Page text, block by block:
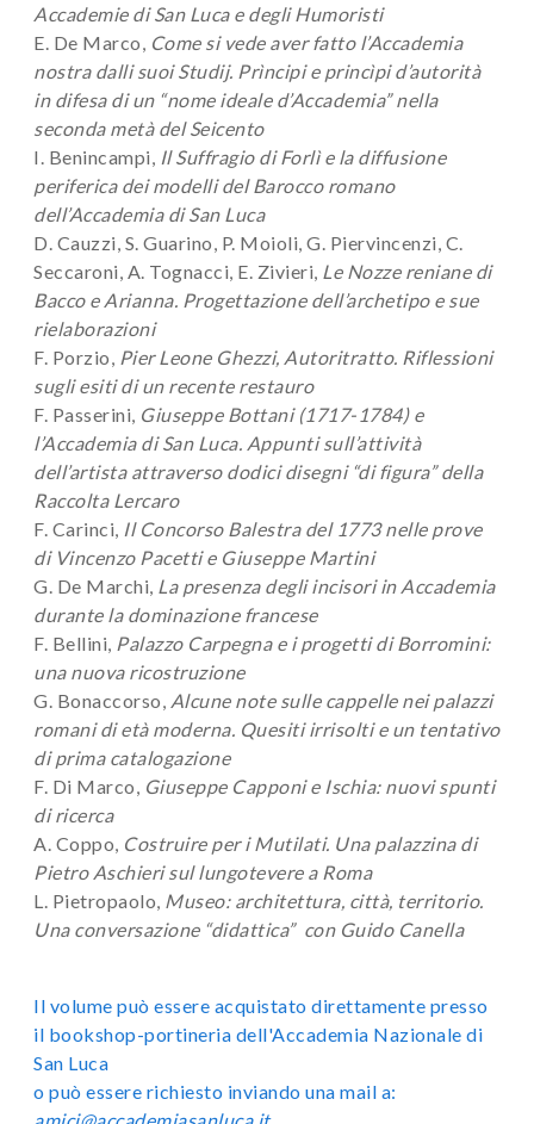
Accademie di San Luca e degli Humoristi
E. De Marco, Come si vede aver fatto l’Accademia
nostra dalli suoi Studij. Prìncipi e princìpi d’autorità
in difesa di un “nome ideale d’Accademia” nella
seconda metà del Seicento
I. Benincampi, Il Suffragio di Forlì e la diffusione
periferica dei modelli del Barocco romano
dell’Accademia di San Luca
D. Cauzzi, S. Guarino, P. Moioli, G. Piervincenzi, C.
Seccaroni, A. Tognacci, E. Zivieri, Le Nozze reniane di
Bacco e Arianna. Progettazione dell’archetipo e sue
rielaborazioni
F. Porzio, Pier Leone Ghezzi, Autoritratto. Riflessioni
sugli esiti di un recente restauro
F. Passerini, Giuseppe Bottani (1717-1784) e
l’Accademia di San Luca. Appunti sull’attività
dell’artista attraverso dodici disegni “di figura” della
Raccolta Lercaro
F. Carinci, Il Concorso Balestra del 1773 nelle prove
di Vincenzo Pacetti e Giuseppe Martini
G. De Marchi, La presenza degli incisori in Accademia
durante la dominazione francese
F. Bellini, Palazzo Carpegna e i progetti di Borromini:
una nuova ricostruzione
G. Bonaccorso, Alcune note sulle cappelle nei palazzi
romani di età moderna. Quesiti irrisolti e un tentativo
di prima catalogazione
F. Di Marco, Giuseppe Capponi e Ischia: nuovi spunti
di ricerca
A. Coppo, Costruire per i Mutilati. Una palazzina di
Pietro Aschieri sul lungotevere a Roma
L. Pietropaolo, Museo: architettura, città, territorio.
Una conversazione “didattica” con Guido Canella
Il volume può essere acquistato direttamente presso
il bookshop-portineria dell'Accademia Nazionale di
San Luca
o può essere richiesto inviando una mail a: